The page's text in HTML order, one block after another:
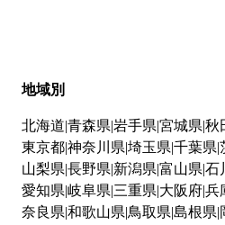
地域別
北海道 青森県 岩手県 宮城県 秋
東京都神奈川県 埼玉県 千葉県
山梨県 長野県 新潟県 富山県 石
愛知県 岐阜県 三重県 大阪府兵
奈良県 和歌山県 鳥取県 島根県